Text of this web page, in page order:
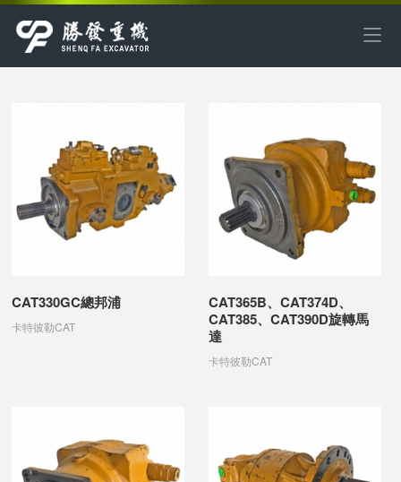
CAT330GC總邦浦
卡特彼勒CAT
CAT365B、CAT374D、
CAT385、CAT390D旋轉馬
達
卡特彼勒CAT